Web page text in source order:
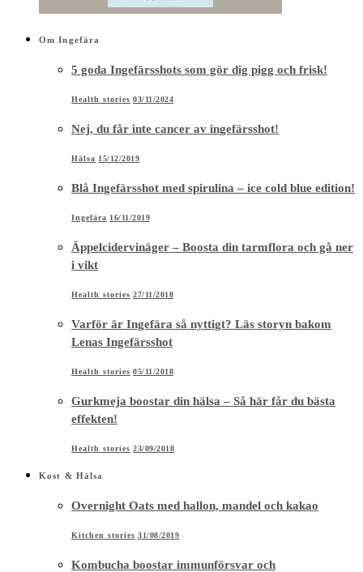
Om Ingefära
5 goda Ingefärsshots som gör dig pigg och frisk!
Health stories 03/11/2024
Nej, du får inte cancer av ingefärsshot!
Hälsa 15/12/2019
Blå Ingefärsshot med spirulina – ice cold blue edition!
Ingefära 16/11/2019
Äppelcidervinäger – Boosta din tarmflora och gå ner
i vikt
Health stories 27/11/2018
Varför är Ingefära så nyttigt? Läs storyn bakom
Lenas Ingefärsshot
Health stories 05/11/2018
Gurkmeja boostar din hälsa – Så här får du bästa
effekten!
Health stories 23/09/2018
Kost & Hälsa
Overnight Oats med hallon, mandel och kakao
Kitchen stories 31/08/2019
Kombucha boostar immunförsvar och